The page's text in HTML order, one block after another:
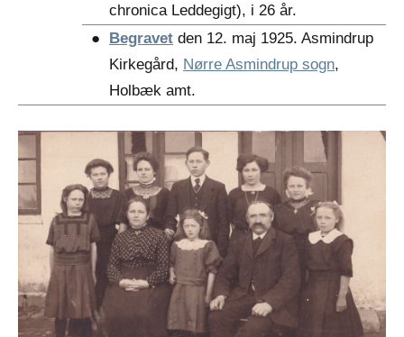
chronica Leddegigt), i 26 år.
●
Begravet den 12. maj 1925. Asmindrup
Kirkegård, Nørre Asmindrup sogn,
Holbæk amt.